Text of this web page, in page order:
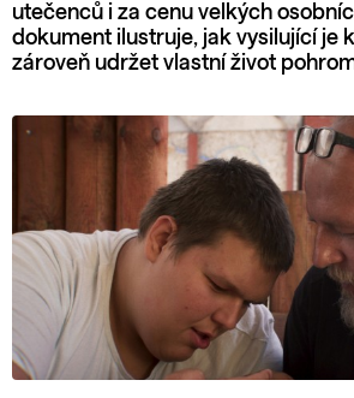
utečenců i za cenu velkých
dokument ilustruje, jak vysilující je
zároveň udržet vlastní život